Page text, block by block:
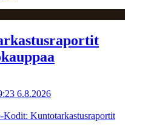
6.8.2026
Kodit: Kuntotarkastusraportit